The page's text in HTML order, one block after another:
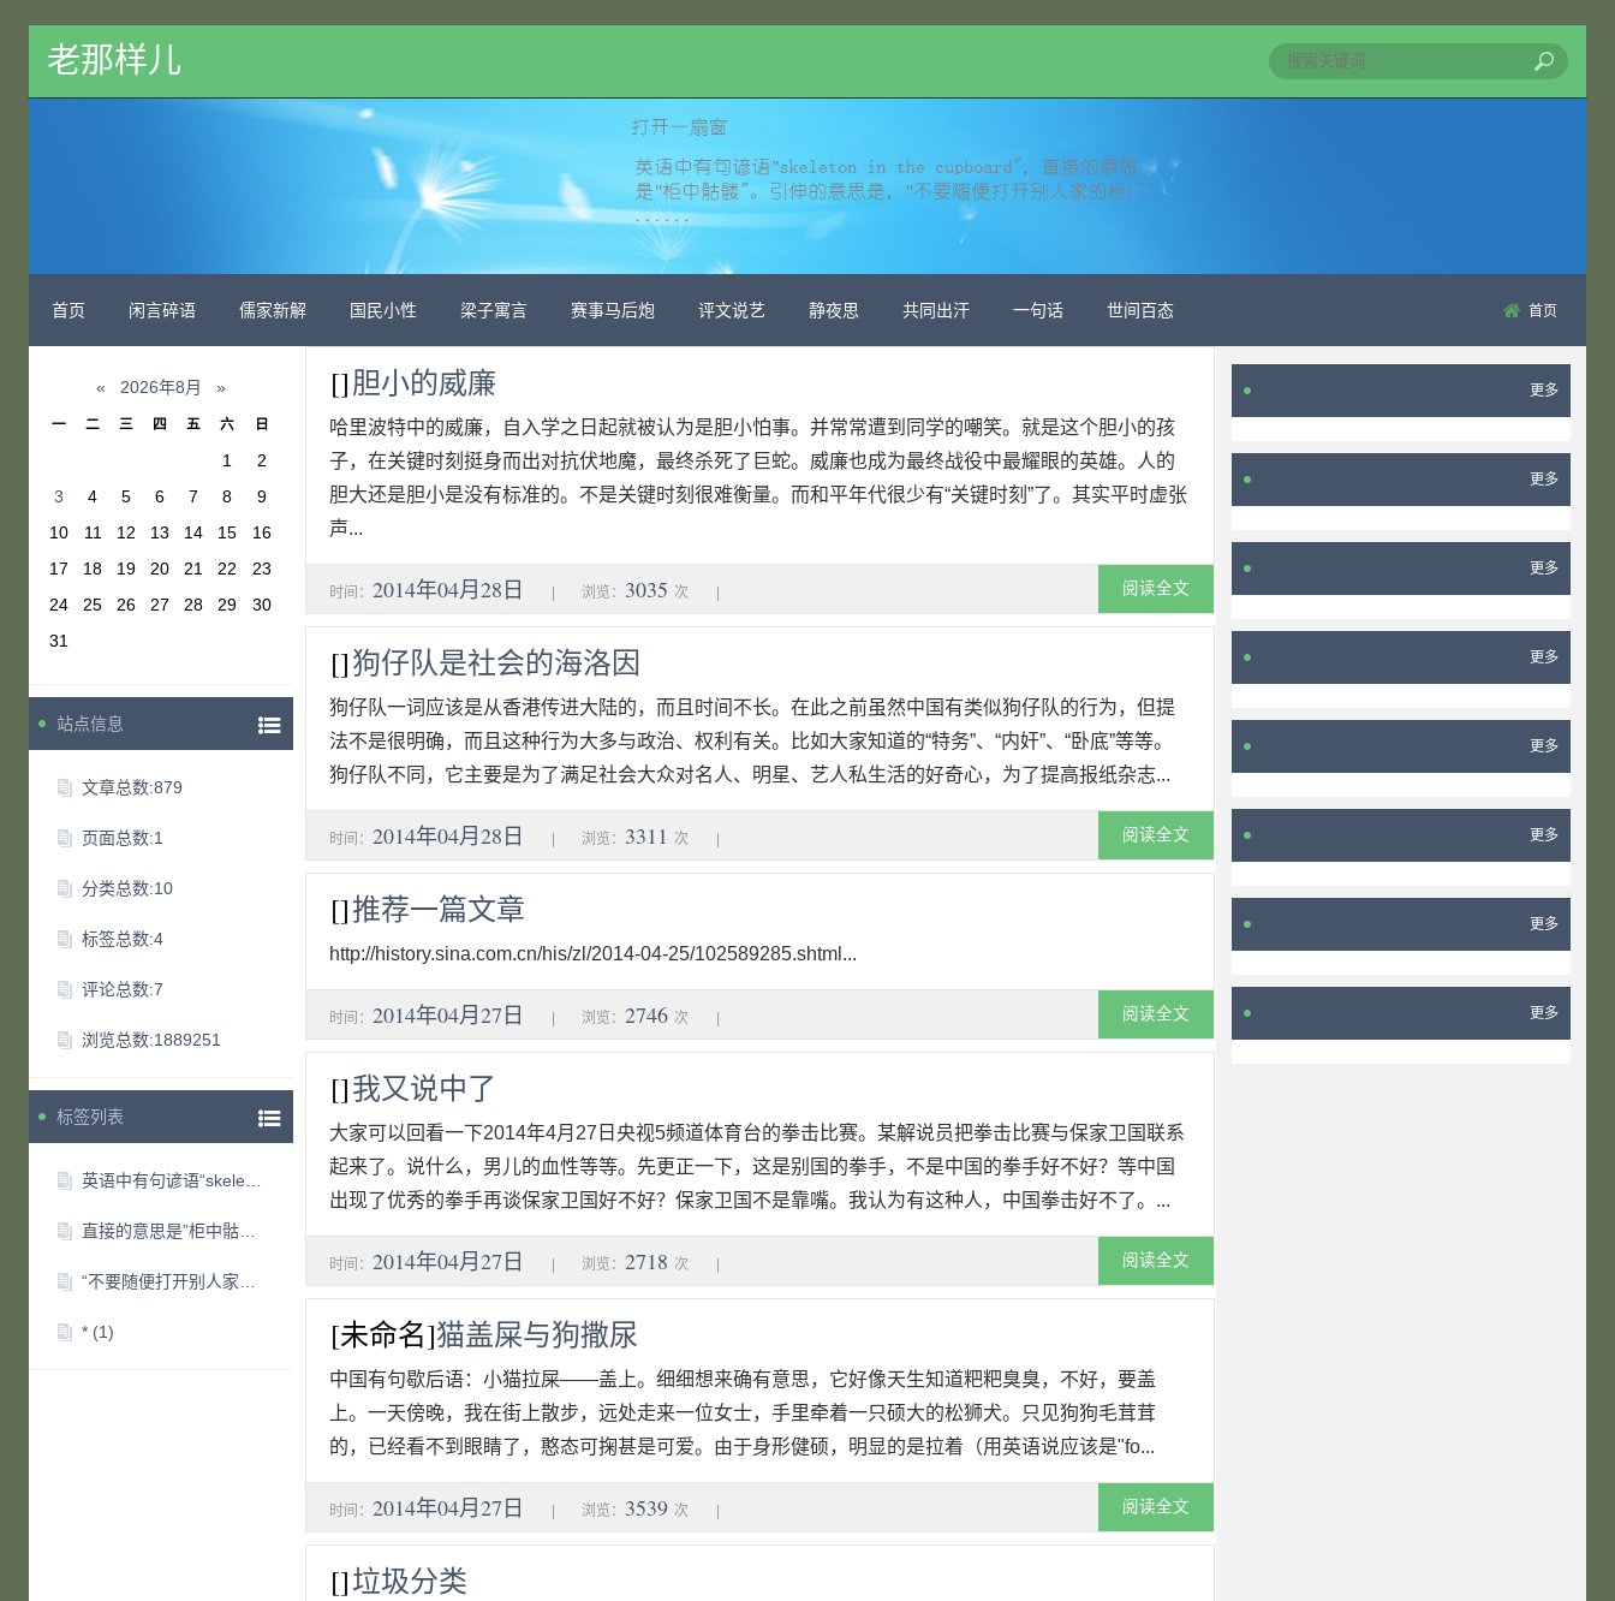
老那样儿
首页 闲言碎语 儒家新解 国民小性 梁子寓言 赛事马后炮 评文说艺 静夜思 共同出汗 一句话 世间百态 首页
« 2026年8月 »
一 二 三 四 五 六 日
1
2
3
4 5 6 7 8
9
10
11 12 13 14 15
16
17
18 19 20 21 22
23
24
25 26 27 28 29
30
31
站点信息
文章总数:879
页面总数:1
分类总数:10
标签总数:4
评论总数:7
浏览总数:1889251
标签列表
(0)
* (1)
[]胆小的威廉
哈里波特中的威廉，自入学之日起就被认为是胆小怕事。并常常遭到同学的嘲笑。就是这个胆小的孩
子，在关键时刻挺身而出对抗伏地魔，最终杀死了巨蛇。威廉也成为最终战役中最耀眼的英雄。人的
胆大还是胆小是没有标准的。不是关键时刻很难衡量。而和平年代很少有“关键时刻”了。其实平时虚张
声...
时间：2014年04月28日 | 浏览： 3035 次 | 阅读全文
[]狗仔队是社会的海洛因
狗仔队一词应该是从香港传进大陆的，而且时间不长。在此之前虽然中国有类似狗仔队的行为，但提
法不是很明确，而且这种行为大多与政治、权利有关。比如大家知道的“特务”、“内奸”、“卧底”等等。
狗仔队不同，它主要是为了满足社会大众对名人、明星、艺人私生活的好奇心，为了提高报纸杂志...
时间：2014年04月28日 | 浏览： 3311 次 | 阅读全文
[]推荐一篇文章
http://history.sina.com.cn/his/zl/2014-04-25/102589285.shtml...
时间：2014年04月27日 | 浏览：2746 次 | 阅读全文
[]我又说中了
大家可以回看一下2014年4月27日央视5频道体育台的拳击比赛。某解说员把拳击比赛与保家卫国联系
起来了。说什么，男儿的血性等等。先更正一下，这是别国的拳手，不是中国的拳手好不好？等中国
出现了优秀的拳手再谈保家卫国好不好？保家卫国不是靠嘴。我认为有这种人，中国拳击好不了。...
时间：2014年04月27日 | 浏览：2718 次 | 阅读全文
[未命名]猫盖屎与狗撒尿
中国有句歇后语：小猫拉屎——盖上。细细想来确有意思，它好像天生知道粑粑臭臭，不好，要盖
上。一天傍晚，我在街上散步，远处走来一位女士，手里牵着一只硕大的松狮犬。只见狗狗毛茸茸
的，已经看不到眼睛了，憨态可掬甚是可爱。由于身形健硕，明显的是拉着（用英语说应该是"fo...
时间：2014年04月27日 | 浏览： 3539 次 | 阅读全文
[]垃圾分类
更多
更多
更多
更多
更多
更多
更多
更多